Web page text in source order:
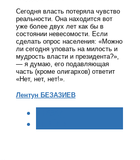
Сегодня власть потеряла чувство
реальности. Она находится вот
уже более двух лет как бы в
состоянии невесомости. Если
сделать опрос населения: «Можно
ли сегодня уповать на милость и
мудрость власти и президента?»,
— я думаю, его подавляющая
часть (кроме олигархов) ответит
«Нет, нет, нет!».
Лентун БЕЗАЗИЕВ